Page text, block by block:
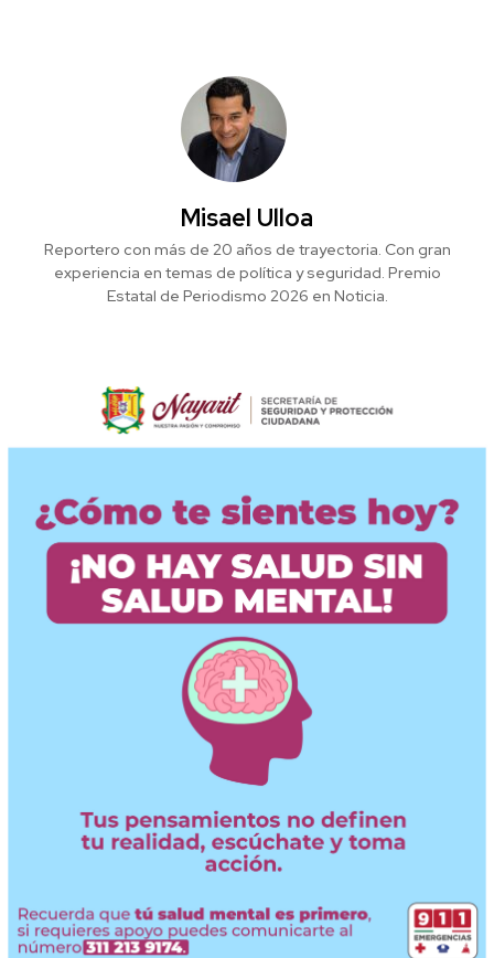
Misael Ulloa
Reportero con más de 20 años de trayectoria. Con gran
experiencia en temas de política y seguridad. Premio
Estatal de Periodismo 2026 en Noticia.